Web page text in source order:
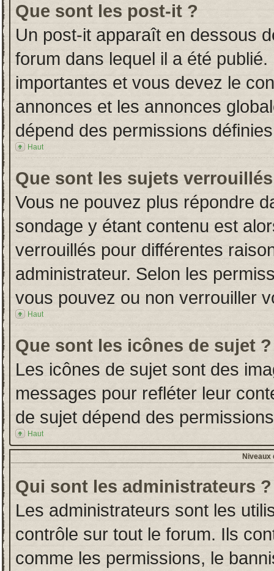
Que sont les post-it ?
Un post-it apparaît en dessous
forum dans lequel il a été
importantes et vous devez le
annonces et les annonces
dépend des permissions
Haut
Que sont les sujets
Vous ne pouvez plus répondre
sondage y étant contenu est
verrouillés pour différentes
administrateur. Selon les
vous pouvez ou non verrouiller
Haut
Que sont les icônes de sujet ?
Les icônes de sujet sont des
messages pour refléter leur
de sujet dépend des
Haut
Niveaux
Qui sont les administrateurs ?
Les administrateurs sont les
contrôle sur tout le forum. Ils
comme les permissions, le